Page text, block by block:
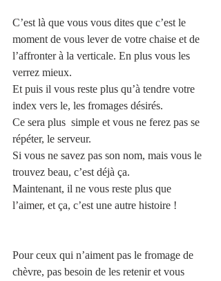
C’est là que vous vous dites que c’est le
moment de vous lever de votre chaise et de
l’affronter à la verticale. En plus vous les
verrez mieux.
Et puis il vous reste plus qu’à tendre votre
index vers le, les fromages désirés.
Ce sera plus  simple et vous ne ferez pas se
répéter, le serveur.
Si vous ne savez pas son nom, mais vous le
trouvez beau, c’est déjà ça.
Maintenant, il ne vous reste plus que
l’aimer, et ça, c’est une autre histoire !
Pour ceux qui n’aiment pas le fromage de
chèvre, pas besoin de les retenir et vous